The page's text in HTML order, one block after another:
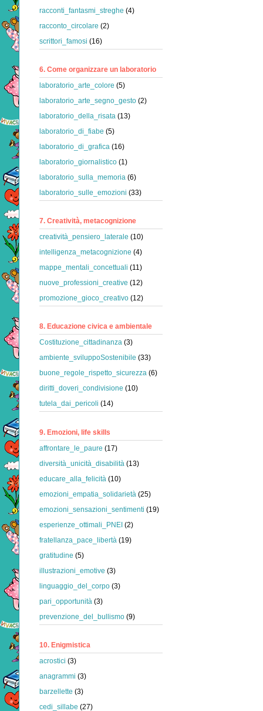
racconti_fantasmi_streghe (4)
racconto_circolare (2)
scrittori_famosi (16)
6. Come organizzare un laboratorio
laboratorio_arte_colore (5)
laboratorio_arte_segno_gesto (2)
laboratorio_della_risata (13)
laboratorio_di_fiabe (5)
laboratorio_di_grafica (16)
laboratorio_giornalistico (1)
laboratorio_sulla_memoria (6)
laboratorio_sulle_emozioni (33)
7. Creatività, metacognizione
creatività_pensiero_laterale (10)
intelligenza_metacognizione (4)
mappe_mentali_concettuali (11)
nuove_professioni_creative (12)
promozione_gioco_creativo (12)
8. Educazione civica e ambientale
Costituzione_cittadinanza (3)
ambiente_sviluppoSostenibile (33)
buone_regole_rispetto_sicurezza (6)
diritti_doveri_condivisione (10)
tutela_dai_pericoli (14)
9. Emozioni, life skills
affrontare_le_paure (17)
diversità_unicità_disabilità (13)
educare_alla_felicità (10)
emozioni_empatia_solidarietà (25)
emozioni_sensazioni_sentimenti (19)
esperienze_ottimali_PNEI (2)
fratellanza_pace_libertà (19)
gratitudine (5)
illustrazioni_emotive (3)
linguaggio_del_corpo (3)
pari_opportunità (3)
prevenzione_del_bullismo (9)
10. Enigmistica
acrostici (3)
anagrammi (3)
barzellette (3)
cedi_sillabe (27)